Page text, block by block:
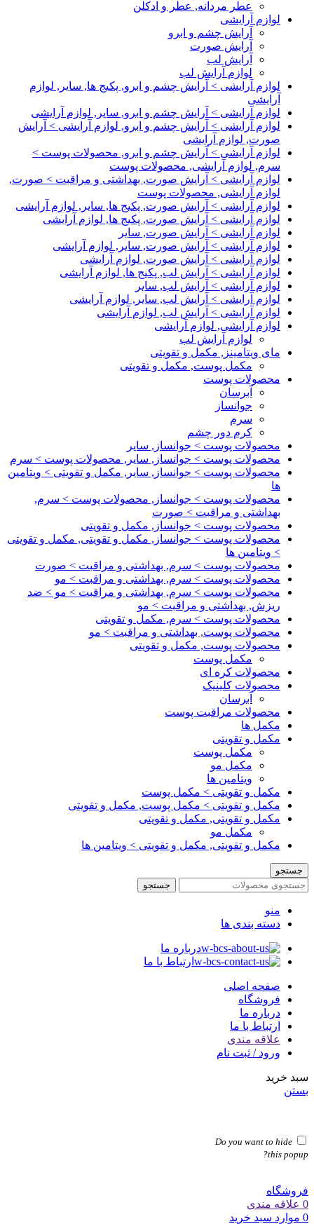
عطر مردانه, عطر و ادکلن
لوازم آرایشی
آرایش چشم و ابرو
آرایش صورت
آرایش لب
لوازم آرایش لب
لوازم آرایشی > آرایش چشم و ابرو, پکیج ها, سایر, لوازم
آرایشی
لوازم آرایشی > آرایش چشم و ابرو, سایر, لوازم آرایشی
لوازم آرایشی > آرایش چشم و ابرو, لوازم آرایشی > آرایش
صورت, لوازم آرایشی
لوازم آرایشی > آرایش چشم و ابرو, محصولات پوست >
سرم, لوازم آرایشی, محصولات پوست
لوازم آرایشی > آرایش صورت, بهداشتی و مراقبت > صورت,
لوازم آرایشی, محصولات پوست
لوازم آرایشی > آرایش صورت, پکیج ها, سایر, لوازم آرایشی
لوازم آرایشی > آرایش صورت, پکیج ها, لوازم آرایشی
لوازم آرایشی > آرایش صورت, سایر
لوازم آرایشی > آرایش صورت, سایر, لوازم آرایشی
لوازم آرایشی > آرایش صورت, لوازم آرایشی
لوازم آرایشی > آرایش لب, پکیج ها, لوازم آرایشی
لوازم آرایشی > آرایش لب, سایر
لوازم آرایشی > آرایش لب, سایر, لوازم آرایشی
لوازم آرایشی > آرایش لب, لوازم آرایشی
لوازم آرایشی, لوازم آرایشی
لوازم آرایش لب
مای ویتامینز, مکمل و تقویتی
مکمل پوست, مکمل و تقویتی
محصولات پوست
آبرسان
جوانساز
سرم
کرم دور چشم
محصولات پوست > جوانساز, سایر
محصولات پوست > جوانساز, سایر, محصولات پوست > سرم
محصولات پوست > جوانساز, سایر, مکمل و تقویتی > ویتامین
ها
محصولات پوست > جوانساز, محصولات پوست > سرم,
بهداشتی و مراقبت > صورت
محصولات پوست > جوانساز, مکمل و تقویتی
محصولات پوست > جوانساز, مکمل و تقویتی, مکمل و تقویتی
> ویتامین ها
محصولات پوست > سرم, بهداشتی و مراقبت > صورت
محصولات پوست > سرم, بهداشتی و مراقبت > مو
محصولات پوست > سرم, بهداشتی و مراقبت > مو > ضد
ریزش, بهداشتی و مراقبت > مو
محصولات پوست > سرم, مکمل و تقویتی
محصولات پوست, بهداشتی و مراقبت > مو
محصولات پوست, مکمل و تقویتی
مکمل پوست
محصولات کره ای
محصولات کلینیک
آبرسان
محصولات مراقبت پوست
مکمل ها
مکمل و تقویتی
مکمل پوست
مکمل مو
ویتامین ها
مکمل و تقویتی > مکمل پوست
مکمل و تقویتی > مکمل پوست, مکمل و تقویتی
مکمل و تقویتی, مکمل و تقویتی
مکمل مو
مکمل و تقویتی, مکمل و تقویتی > ویتامین ها
جستجو
جستجو
منو
دسته بندی ها
درباره ما
ارتباط با ما
صفحه اصلی
فروشگاه
درباره ما
ارتباط با ما
علاقه مندی
ورود / ثبت نام
سبد خرید
بستن
Do you want to hide
this popup?
فروشگاه
0 علاقه مندی
0 موارد سبد خرید